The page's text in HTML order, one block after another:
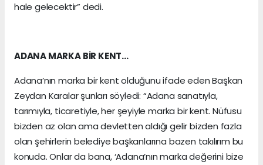
hale gelecektir” dedi.
ADANA MARKA BİR KENT…
Adana’nın marka bir kent olduğunu ifade eden Başkan
Zeydan Karalar şunları söyledi: “Adana sanatıyla,
tarımıyla, ticaretiyle, her şeyiyle marka bir kent. Nüfusu
bizden az olan ama devletten aldığı gelir bizden fazla
olan şehirlerin belediye başkanlarına bazen takılırım bu
konuda. Onlar da bana, ‘Adana’nın marka değerini bize